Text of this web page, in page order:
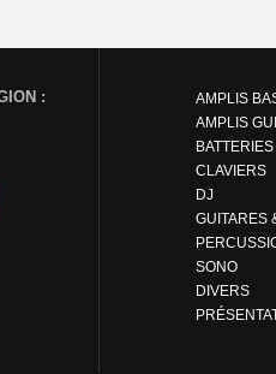
:
AMPLIS
AMPLIS
BATTERIES
CLAVIERS
DJ
SONO
DIVERS